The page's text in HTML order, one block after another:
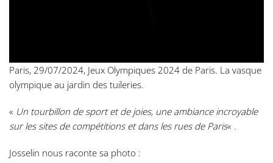
Paris, 29/07/2024, Jeux Olympiques 2024 de Paris. La vasque
olympique au jardin des tuileries.
« Un tourbillon de sport et de joies, une ambiance incroyable
sur les sites de compétitions et dans les rues de Paris« .
Josselin nous raconte sa photo :